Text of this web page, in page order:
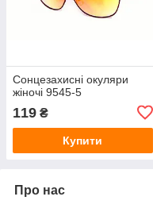
Сонцезахисні окуляри
жіночі 9545-5
119 ₴
Купити
Про нас